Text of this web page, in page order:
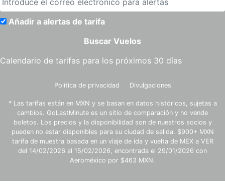
Añadir a alertas de tarifa
Buscar Vuelos
Calendario de tarifas para los próximos 30 días
Política de privacidad Divulgaciones
* Las tarifas están en MXN y se basan en datos históricos, sujetas a
cambios. GoLastMinute es un sitio de comparación y no vende
boletos. Los precios y la disponibilidad son de nuestros socios y
pueden no estar disponibles para su ciudad de salida. $900+ MXN
tarifa de muestra basada en un viaje de ida y vuelta de MEX a VER
del 14/02/2026 al 15/02/2026, encontrada el 29/01/2026 con
Aeroméxico por $463 MXN.